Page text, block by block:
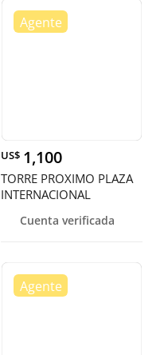
US$ 1,100
TORRE PROXIMO PLAZA
INTERNACIONAL
Cuenta verificada